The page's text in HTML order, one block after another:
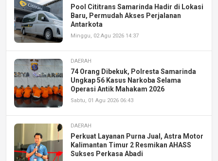
Pool Cititrans Samarinda Hadir di Lokasi
Baru, Permudah Akses Perjalanan
Antarkota
Minggu, 02 Agu 2026 14:37
DAERAH
74 Orang Dibekuk, Polresta Samarinda
Ungkap 56 Kasus Narkoba Selama
Operasi Antik Mahakam 2026
Sabtu, 01 Agu 2026 06:43
DAERAH
Perkuat Layanan Purna Jual, Astra Motor
Kalimantan Timur 2 Resmikan AHASS
Sukses Perkasa Abadi